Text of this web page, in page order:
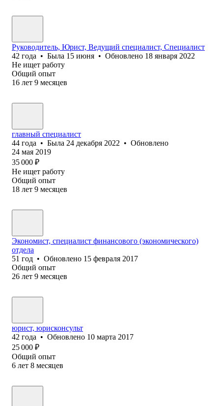
Руководитель, Юрист, Ведущий специалист, Специалист
42 года • Была 15 июня • Обновлено 18 января 2022
Не ищет работу
Общий опыт
16 лет 9 месяцев
главный специалист
44 года • Была 24 декабря 2022 • Обновлено
24 мая 2019
35 000 ₽
Не ищет работу
Общий опыт
18 лет 9 месяцев
Экономист, специалист финансового (экономического)
отдела
51 год • Обновлено 15 февраля 2017
Общий опыт
26 лет 9 месяцев
юрист, юрисконсульт
42 года • Обновлено 10 марта 2017
25 000 ₽
Общий опыт
6 лет 8 месяцев